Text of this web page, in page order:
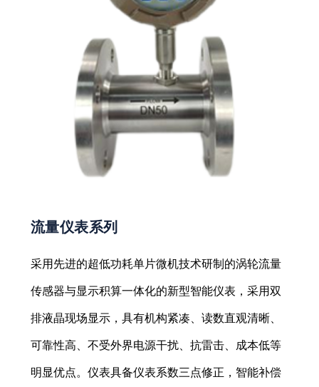
流量仪表系列
采用先进的超低功耗单片微机技术研制的涡轮流量
传感器与显示积算一体化的新型智能仪表，采用双
排液晶现场显示，具有机构紧凑、读数直观清晰、
可靠性高、不受外界电源干扰、抗雷击、成本低等
明显优点。仪表具备仪表系数三点修正，智能补偿